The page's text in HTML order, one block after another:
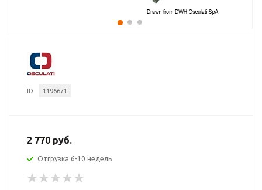
ID 1196671
2 770 руб.
Отгрузка 6-10 недель